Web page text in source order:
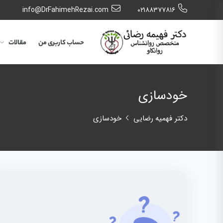
٠٢١٨٨٣٧٧٨١٦ info@DrFahimehRezai.com
حساب کاربری من مقالات
خودسازی
دکتر فهمیه رضایی خودسازی